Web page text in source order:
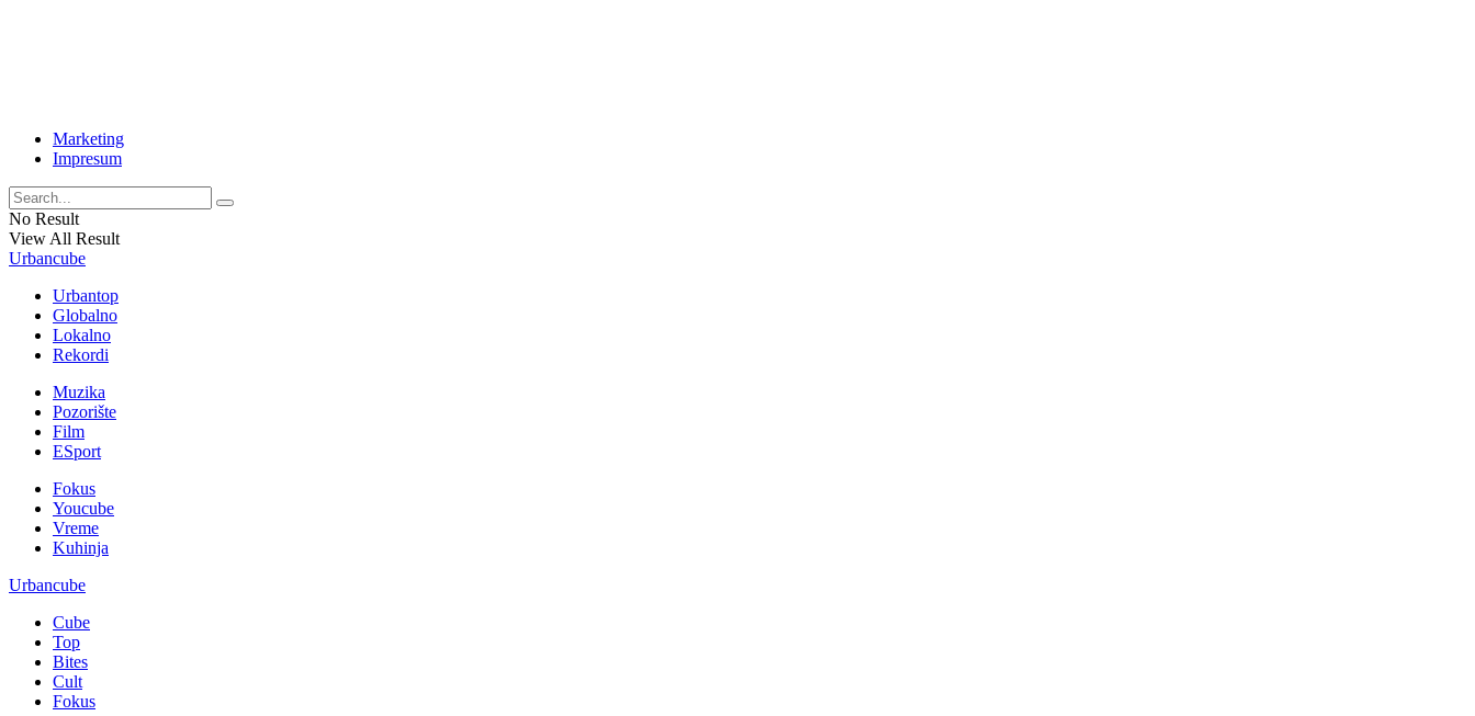
Marketing
Impresum
No Result
View All Result
Urbancube
Urbantop
Globalno
Lokalno
Rekordi
Muzika
Pozorište
Film
ESport
Fokus
Youcube
Vreme
Kuhinja
Urbancube
Cube
Top
Bites
Cult
Fokus